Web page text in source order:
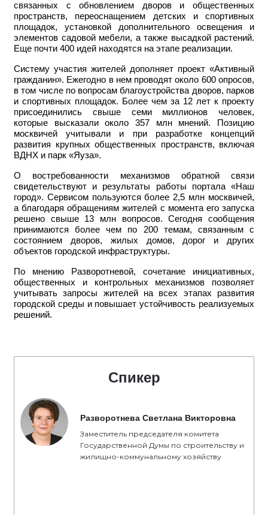
связанных с обновлением дворов и общественных
пространств, переоснащением детских и спортивных
площадок, установкой дополнительного освещения и
элементов садовой мебели, а также высадкой растений.
Еще почти 400 идей находятся на этапе реализации.
Систему участия жителей дополняет проект «Активный
гражданин». Ежегодно в нем проводят около 600 опросов,
в том числе по вопросам благоустройства дворов, парков
и спортивных площадок. Более чем за 12 лет к проекту
присоединились свыше семи миллионов человек,
которые высказали около 357 млн мнений. Позицию
москвичей учитывали и при разработке концепций
развития крупных общественных пространств, включая
ВДНХ и парк «Яуза».
О востребованности механизмов обратной связи
свидетельствуют и результаты работы портала «Наш
город». Сервисом пользуются более 2,5 млн москвичей,
а благодаря обращениям жителей с момента его запуска
решено свыше 13 млн вопросов. Сегодня сообщения
принимаются более чем по 200 темам, связанным с
состоянием дворов, жилых домов, дорог и других
объектов городской инфраструктуры.
По мнению Разворотневой, сочетание инициативных,
общественных и контрольных механизмов позволяет
учитывать запросы жителей на всех этапах развития
городской среды и повышает устойчивость реализуемых
решений.
Спикер
Разворотнева Светлана Викторовна
Заместитель председателя комитета
Государственной Думы по строительству и
жилищно-коммунальному хозяйству